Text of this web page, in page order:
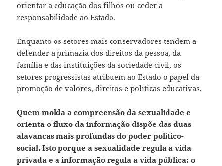
orientar a educação dos filhos ou ceder a
responsabilidade ao Estado.
Enquanto os setores mais conservadores tendem a
defender a primazia dos direitos da pessoa, da
família e das instituições da sociedade civil, os
setores progressistas atribuem ao Estado o papel da
promoção de valores, direitos e políticas educativas.
Quem molda a compreensão da sexualidade e
orienta o fluxo da informação dispõe das duas
alavancas mais profundas do poder político-
social. Isto porque a sexualidade regula a vida
privada e a informação regula a vida pública: o